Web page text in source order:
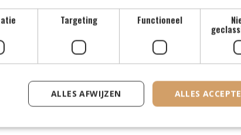
met uw uitdrukkelijke toestemming.
fusie, verkoop van bedrijfsactiva, financiering, of
Targeting Functioneel
ALLES
ALLES AFWIJZEN